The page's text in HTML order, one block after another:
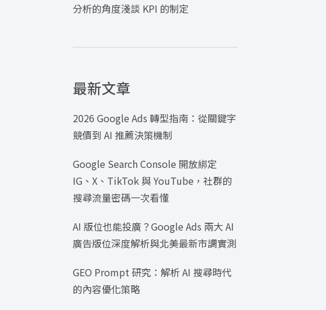
分析的角度淺談 KPI 的制定
最新文章
2026 Google Ads 轉型指南：從關鍵字
競價到 AI 推薦決策機制
Google Search Console 開放綁定
IG、X、TikTok 與 YouTube，社群的
搜尋流量密碼一次看懂
AI 版位也能投廣？Google Ads 兩大 AI
廣告版位深度解析與北美最新市調實測
GEO Prompt 研究：解析 AI 搜尋時代
的內容優化策略